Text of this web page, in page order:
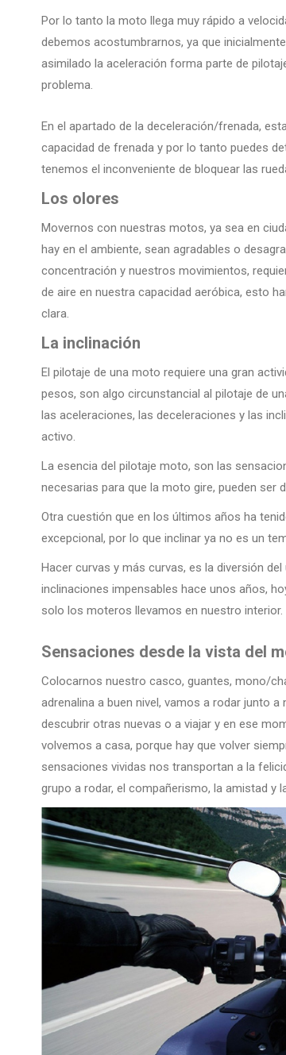
Por lo tanto la moto llega muy rápido a
debemos acostumbrarnos, ya que
asimilado la aceleración forma parte de
problema.
En el apartado de la deceleración/frenada,
capacidad de frenada y por lo tanto puedes
tenemos el inconveniente de bloquear las
Los olores
Movernos con nuestras motos, ya sea en
hay en el ambiente, sean agradables o
concentración y nuestros movimientos,
de aire en nuestra capacidad aeróbica, esto
clara.
La inclinación
El pilotaje de una moto requiere una gran
pesos, son algo circunstancial al pilotaje de
las aceleraciones, las deceleraciones y las
activo.
La esencia del pilotaje moto, son las
necesarias para que la moto gire, pueden ser
Otra cuestión que en los últimos años ha
excepcional, por lo que inclinar ya no es un
Hacer curvas y más curvas, es la diversión
inclinaciones impensables hace unos años,
solo los moteros llevamos en nuestro interior.
Sensaciones desde la vista del
Colocarnos nuestro casco, guantes, mono/
adrenalina a buen nivel, vamos a rodar junto
descubrir otras nuevas o a viajar y en ese
volvemos a casa, porque hay que volver
sensaciones vividas nos transportan a la
grupo a rodar, el compañerismo, la amistad y